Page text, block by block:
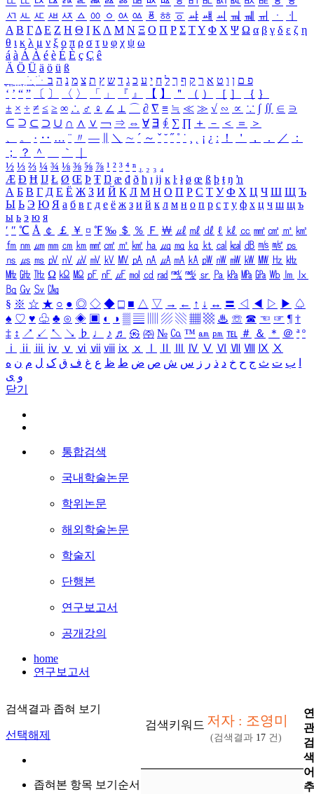
ㅺ ㅻ ㅼ ㅽ ㅾ ㅿ ㆀ ㆁ ㆂ ㆃ ㆄ ㆅ ㆆ ㆇ ㆈ ㆉ ㆊ ㆋ ㆌ ㆍ
ㆎ
Α Β ΓΔ Ε Ζ Η Θ Ι ΚΛ Μ Ν Ξ Ο Π Ρ Σ ΤΥ Φ Χ Ψ Ω α β γ δ ε ζ η
θ ι κ λ μ ν ξ ο π ρ σ τ υ φ χ ψ ω
á à Á À é è É È ç Ç ê
Ä Ö Ü ä ö ü ß
ִֶֹ ֻּ ׁׂ פ ם ן ו ט א ר ק ף ך ל ח י ע כ ג ד ש ץ ת צ מ נ ה ב
‘ ’ “ ” 〔 〕 〈 〉 「 」 『 』 【 】 ＂ （ ） ［ ］ ｛ ｝
± × ÷ ≠ ≤ ≥ ∞ ∴ ♂ ♀ ∠ ⊥ ⌒ ∂ ∇ ≡ ≒ ≪ ≫ √ ∽ ∝ ∵ ∫ ∬ ∈ ∋
⊆ ⊇ ⊂ ⊃ ∪ ∩ ∧ ∨ ￢ ⇒ ⇔ ∀ ∃ ∮ ∑ ∏ ＋ － ＜ ＝
＞
、
。 · ‥ … ¨ 〃 ― ＼ ∼ ´ ～ ˇ ˘ ˝ ˚ ˙ ¸ ¡ ¿ ː ！ ＇ ， ． ／
：
；
？ ＾ ｀
½ ⅓ ⅔ ¼ ¾ ⅛ ⅜ ⅝ ⅞ ¹ ² ³ ⁴ ⁿ ₁ ₂ ₃ ₄
Æ Ð Ħ Ĳ Ł Ø Œ Þ Ŧ Ŋ æ đ ð ħ ı ĳ ĸ ŀ ł ø œ ß þ ŧ ŋ ŉ
А Б В Г Д Е Ё Ж З И Й К Л М Н О П Р С Т У Ф Х Ц Ч Ш Щ Ъ
Ы Ь Э Ю Я а б в г д е ё ж з и й к л м н о п р с т у ф х ц ч ш щ ъ
ы ь э ю я
′ ″ ℃ Å ￠ ￡ ￥ ¤ ℉ ‰ ＄ ％ Ｆ ￦ ㎕ ㎖ ㎗ ℓ ㎘ ㏄ ㎣ ㎤ ㎥ ㎦
㎙ ㎚ ㎛ ㎜ ㎝ ㎞ ㎟ ㎠ ㎡ ㎢ ㏊ ㎍ ㎎ ㎏ ㏏ ㎈ ㎉ ㏈ ㎧ ㎨ ㎰
㎱ ㎲ ㎳ ㎴ ㎵ ㎶ ㎷ ㎸ ㎹ ㎀ ㎁ ㎂ ㎃ ㎄ ㎺ ㎻ ㎽ ㎾ ㎿ ㎐ ㎑
㎒ ㎓ ㎔ Ω ㏀ ㏁ ㎊ ㎋ ㎌ ㏖ ㏅ ㎭ ㎮ ㎯ ㏛ ㎩ ㎪ ㎫ ㎬ ㏝ ㏐
㏓
㏃ ㏉ ㏜ ㏆
§ ※ ☆ ★ ○ ● ◎ ◇ ◆ □ ■ △ ▽ → ← ↑ ↓ ↔ 〓 ◁ ◀ ▷ ▶ ♤
♠ ♡ ♥ ♧ ♣ ⊙ ◈ ▣ ◐ ◑ ▒ ▤ ▨ ▧ ▦ ▩ ♨ ☏ ☎ ☜ ☞ ¶ †
‡ ↕ ↗ ↙ ↖ ↘ ♭ ♩ ♪ ♬ ㉿ ㈜ № ㏇ ™ ㏂ ㏘ ℡ ＃ ＆ ＊ ＠ ª º
ⅰ
ⅱ ⅲ ⅳ ⅴ ⅵ ⅶ ⅷ ⅸ ⅹ Ⅳ Ⅴ Ⅵ Ⅶ Ⅷ Ⅸ Ⅹ
ب ت ث ج ح خ د ذ ر ز س ش ص ض ط ظ ع غ ف ق ک ل م ن ه
و ی
닫기
통합검색
국내학술논문
학위논문
해외학술논문
학술지
단행본
연구보고서
공개강의
home
연구보고서
검색결과 좁혀 보기
선택해제
좁혀본 항목 보기순서
검색키워드 저자 : 조영미
(검색결과 17 건)
연
관
검
색
어
추